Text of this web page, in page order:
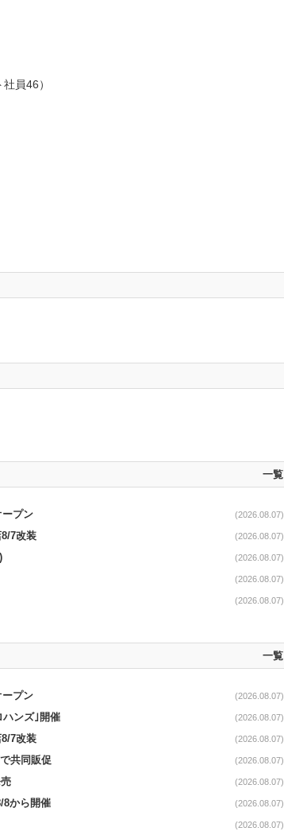
員46）
一覧
ープン (2026.08.07)
7改装 (2026.08.07)
(2026.08.07)
(2026.08.07)
(2026.08.07)
一覧
ープン (2026.08.07)
ハンズ｣開催 (2026.08.07)
7改装 (2026.08.07)
共同販促 (2026.08.07)
(2026.08.07)
8から開催 (2026.08.07)
(2026.08.07)